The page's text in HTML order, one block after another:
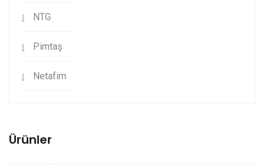
NTG
Pimtaş
Netafim
Ürünler